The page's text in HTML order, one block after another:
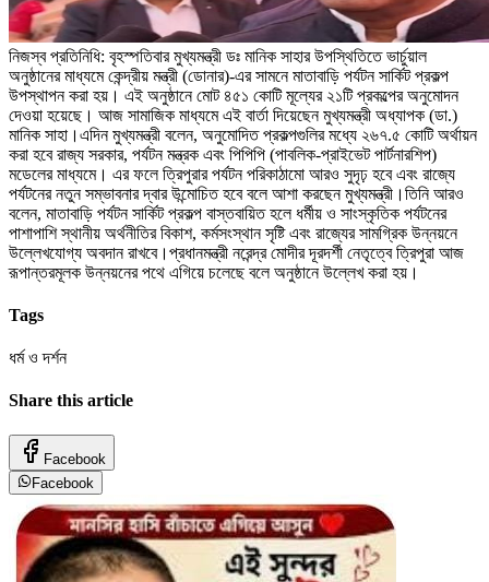
নিজস্ব প্রতিনিধি: বৃহস্পতিবার মুখ্যমন্ত্রী ডঃ মানিক সাহার উপস্থিতিতে ভার্চুয়াল
অনুষ্ঠানের মাধ্যমে কেন্দ্রীয় মন্ত্রী (ডোনার)-এর সামনে মাতাবাড়ি পর্যটন সার্কিট প্রকল্প
উপস্থাপন করা হয়। এই অনুষ্ঠানে মোট ৪৫১ কোটি মূল্যের ২১টি প্রকল্পের অনুমোদন
দেওয়া হয়েছে। আজ সামাজিক মাধ্যমে এই বার্তা দিয়েছেন মুখ্যমন্ত্রী অধ্যাপক (ডা.)
মানিক সাহা।এদিন মুখ্যমন্ত্রী বলেন, অনুমোদিত প্রকল্পগুলির মধ্যে ২৬৭.৫ কোটি অর্থায়ন
করা হবে রাজ্য সরকার, পর্যটন মন্ত্রক এবং পিপিপি (পাবলিক-প্রাইভেট পার্টনারশিপ)
মডেলের মাধ্যমে। এর ফলে ত্রিপুরার পর্যটন পরিকাঠামো আরও সুদৃঢ় হবে এবং রাজ্যে
পর্যটনের নতুন সম্ভাবনার দ্বার উন্মোচিত হবে বলে আশা করছেন মুখ্যমন্ত্রী।তিনি আরও
বলেন, মাতাবাড়ি পর্যটন সার্কিট প্রকল্প বাস্তবায়িত হলে ধর্মীয় ও সাংস্কৃতিক পর্যটনের
পাশাপাশি স্থানীয় অর্থনীতির বিকাশ, কর্মসংস্থান সৃষ্টি এবং রাজ্যের সামগ্রিক উন্নয়নে
উল্লেখযোগ্য অবদান রাখবে।প্রধানমন্ত্রী নরেন্দ্র মোদীর দূরদর্শী নেতৃত্বে ত্রিপুরা আজ
রূপান্তরমূলক উন্নয়নের পথে এগিয়ে চলেছে বলে অনুষ্ঠানে উল্লেখ করা হয়।
Tags
ধর্ম ও দর্শন
Share this article
Facebook
Facebook